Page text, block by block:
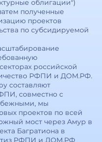
облигации")
полученные
проектов
по субсидируемой
российской
РФПИ и ДОМ.РФ.
составляют
совместно с
мы
проектов по всей
мост через Амур в
Багратиона в
РФПИ и ДОМ.РФ